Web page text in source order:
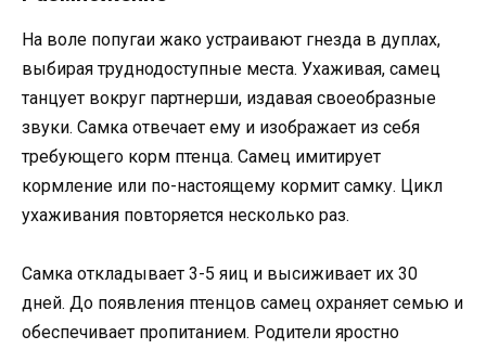
На воле попугаи жако устраивают гнезда в дуплах,
выбирая труднодоступные места. Ухаживая, самец
танцует вокруг партнерши, издавая своеобразные
звуки. Самка отвечает ему и изображает из себя
требующего корм птенца. Самец имитирует
кормление или по-настоящему кормит самку. Цикл
ухаживания повторяется несколько раз.
Самка откладывает 3-5 яиц и высиживает их 30
дней. До появления птенцов самец охраняет семью и
обеспечивает пропитанием. Родители яростно